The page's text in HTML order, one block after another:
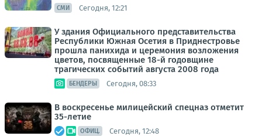
СМИ Сегодня, 12:21
У здания Официального представительства
Республики Южная Осетия в Приднестровье
прошла панихида и церемония возложения
цветов, посвященные 18-й годовщине
трагических событий августа 2008 года
БЕНДЕРЫ Сегодня, 08:33
В воскресенье милицейский спецназ отметит
35-летие
ОФИЦ. Сегодня, 12:48